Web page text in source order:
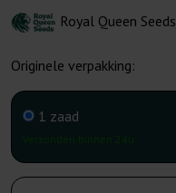
Royal Queen Seeds
Originele verpakking:
1 zaad